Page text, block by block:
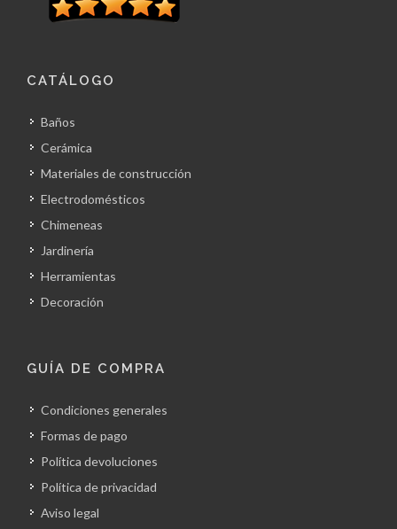
CATÁLOGO
Baños
Cerámica
Materiales de construcción
Electrodomésticos
Chimeneas
Jardinería
Herramientas
Decoración
GUÍA DE COMPRA
Condiciones generales
Formas de pago
Política devoluciones
Política de privacidad
Aviso legal